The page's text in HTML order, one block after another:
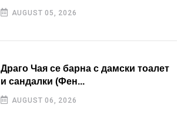
AUGUST 05, 2026
Драго Чая се барна с дамски тоалет
и сандалки (Фен...
AUGUST 06, 2026